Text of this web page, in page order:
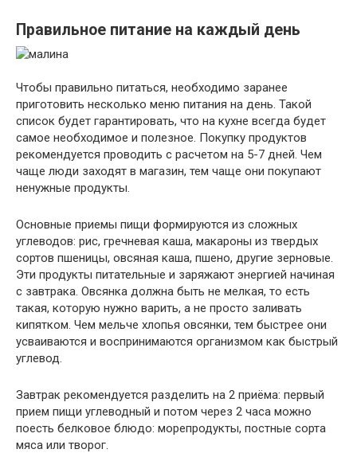
Правильное питание на каждый день
Чтобы правильно питаться, необходимо заранее
приготовить несколько меню питания на день. Такой
список будет гарантировать, что на кухне всегда будет
самое необходимое и полезное. Покупку продуктов
рекомендуется проводить с расчетом на 5-7 дней. Чем
чаще люди заходят в магазин, тем чаще они покупают
ненужные продукты.
Основные приемы пищи формируются из сложных
углеводов: рис, гречневая каша, макароны из твердых
сортов пшеницы, овсяная каша, пшено, другие зерновые.
Эти продукты питательные и заряжают энергией начиная
с завтрака. Овсянка должна быть не мелкая, то есть
такая, которую нужно варить, а не просто заливать
кипятком. Чем мельче хлопья овсянки, тем быстрее они
усваиваются и воспринимаются организмом как быстрый
углевод.
Завтрак рекомендуется разделить на 2 приёма: первый
прием пищи углеводный и потом через 2 часа можно
поесть белковое блюдо: морепродукты, постные сорта
мяса или творог.